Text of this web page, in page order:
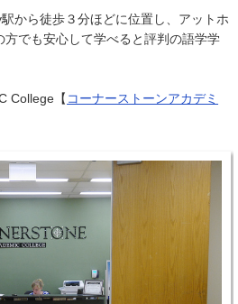
から徒歩３分ほどに位置し、アットホ
でも安心して学べると評判の語学学
College【 コーナーストーンアカデミ